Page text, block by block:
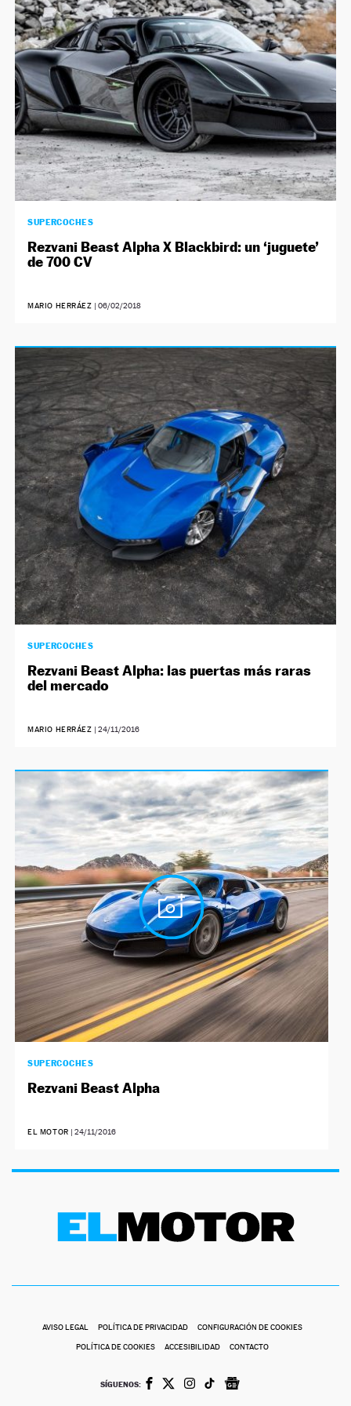
NEWSLETTER
SÍGUENOS
SUPERCOCHES
Rezvani Beast Alpha X Blackbird: un ‘juguete’
de 700 CV
MARIO HERRÁEZ | 06/02/2018
SUPERCOCHES
Rezvani Beast Alpha: las puertas más raras
del mercado
MARIO HERRÁEZ | 24/11/2016
SUPERCOCHES
Rezvani Beast Alpha
EL MOTOR | 24/11/2016
AVISO LEGAL POLÍTICA DE PRIVACIDAD CONFIGURACIÓN DE COOKIES
POLÍTICA DE COOKIES ACCESIBILIDAD CONTACTO
SÍGUENOS: